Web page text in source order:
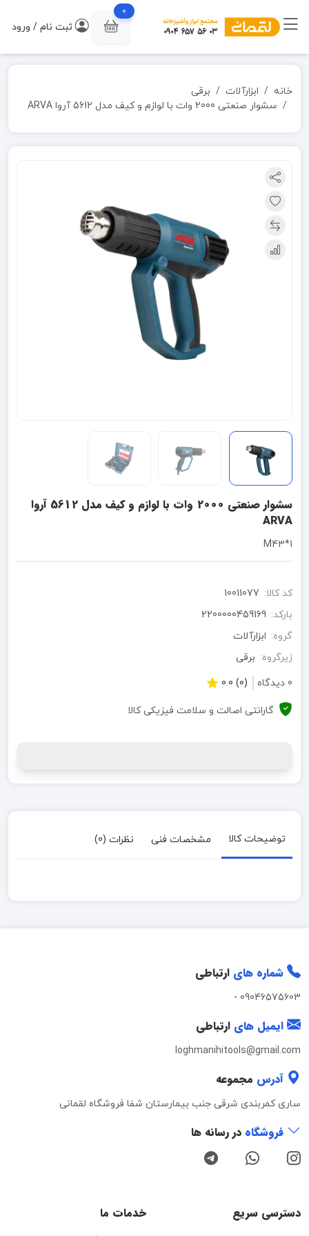
0
ثبت نام / ورود
خانه ابزارآلات
برقی
سشوار صنعتی 2000 وات با لوازم و کیف مدل 5612 آروا ARVA
سشوار صنعتی 2000 وات با لوازم و کیف مدل 5612 آروا
ARVA
1*M43
کد کالا: 10011077
بارکد: 2200000459169
گروه: ابزارآلات
زیرگروه: برقی
0 دیدگاه
(0) 0.0
گارانتی اصالت و سلامت فیزیکی کالا
توضیحات کالا مشخصات فنی نظرات (0)
شماره های ارتباطی
09046575603
-
ایمیل های ارتباطی
loghmanihitools@gmail.com
آدرس مجموعه
ساری کمربندی شرقی جنب بیمارستان شفا فروشگاه لقمانی
فروشگاه در رسانه ها
دسترسی سریع خدمات ما